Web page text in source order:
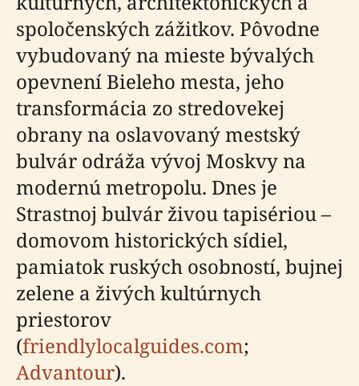
spoločenských zážitkov. Pôvodne
vybudovaný na mieste bývalých
opevnení Bieleho mesta, jeho
transformácia zo stredovekej
obrany na oslavovaný mestský
bulvár odráža vývoj Moskvy na
modernú metropolu. Dnes je
Strastnoj bulvár živou tapisériou –
domovom historických sídiel,
pamiatok ruských osobností, bujnej
zelene a živých kultúrnych
priestorov
(friendlylocalguides.com;
Advantour).